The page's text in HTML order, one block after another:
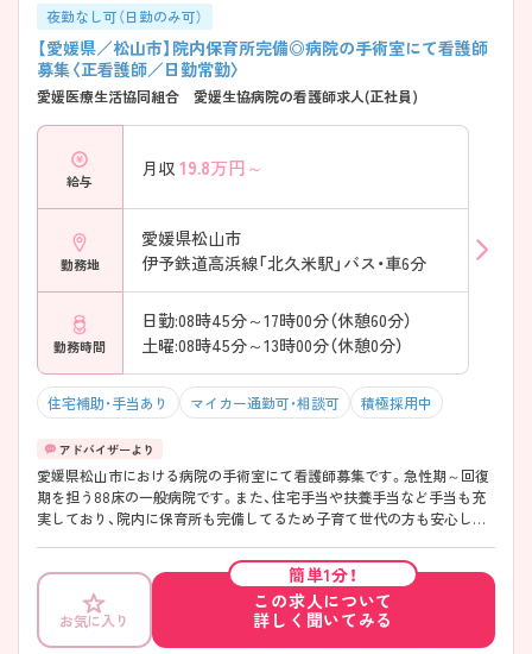
夜勤なし可（日勤のみ可）
【愛媛県／松山市】院内保育所完備◎病院の手術室にて看護師
募集〈正看護師／日勤常勤〉
愛媛医療生活協同組合 愛媛生協病院の看護師求人(正社員)
給与
月収 19.8万円～
勤務地
愛媛県松山市
伊予鉄道高浜線「北久米駅」バス・車6分
勤務時間
日勤:08時45分～17時00分（休憩60分）
土曜:08時45分～13時00分（休憩0分）
住宅補助・手当あり マイカー通勤可・相談可 積極採用中
愛媛県松山市における病院の手術室にて看護師募集です。急性期～回復
期を担う88床の一般病院です。また、住宅手当や扶養手当など手当も充
実しており、院内に保育所も完備してるため子育て世代の方も安心して
を整えています。ご興味のある方には、面接対策ポイントなど、さらに詳
細をご案内しますのでお気軽にご相談ください！
お気に入り
簡単1分！
この求人について
詳しく聞いてみる